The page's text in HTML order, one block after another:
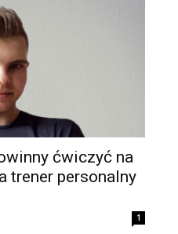
ćwiczyć na
trener personalny
1